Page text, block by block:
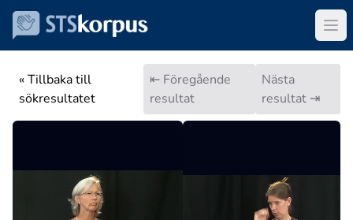
« Tillbaka till
sökresultatet
⇤ Föregående
resultat
Nästa
resultat ⇥